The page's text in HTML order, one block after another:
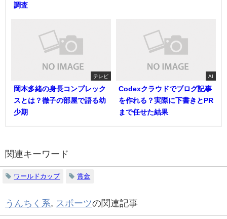
調査
テレビ
岡本多緒の身長コンプレック
スとは？徹子の部屋で語る幼
少期
AI
Codexクラウドでブログ記事
を作れる？実際に下書きとPR
まで任せた結果
関連キーワード
ワールドカップ 賞金
うんちく系 スポーツの関連記事